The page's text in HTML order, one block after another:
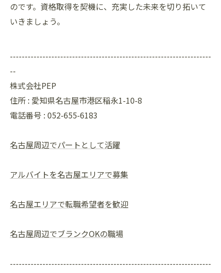
のです。資格取得を契機に、充実した未来を切り拓いて
いきましょう。
--------------------------------------------------------------------
--
株式会社PEP
住所 : 愛知県名古屋市港区稲永1-10-8
電話番号 : 052-655-6183
名古屋周辺でパートとして活躍
アルバイトを名古屋エリアで募集
名古屋エリアで転職希望者を歓迎
名古屋周辺でブランクOKの職場
--------------------------------------------------------------------